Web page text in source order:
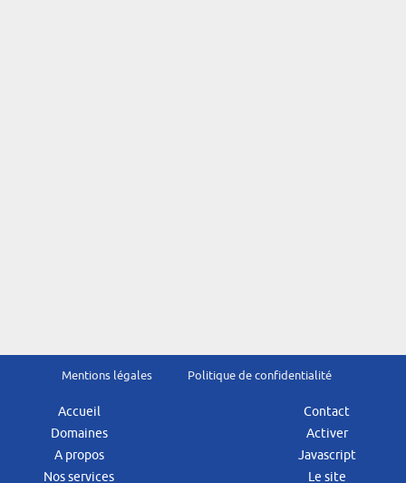
Mentions légales Politique de confidentialité
Accueil
Domaines
A propos
Nos services
Contact
Activer
Javascript
Le site